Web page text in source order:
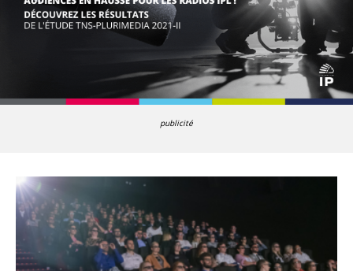
publicité